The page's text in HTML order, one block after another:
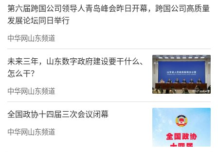
第六届跨国公司领导人青岛峰会昨日开幕，跨国公司高质量
发展论坛同日举行
中华网山东频道
未来三年，山东数字政府建设要干什么、
怎么干？
中华网山东频道
全国政协十四届三次会议闭幕
中华网山东频道